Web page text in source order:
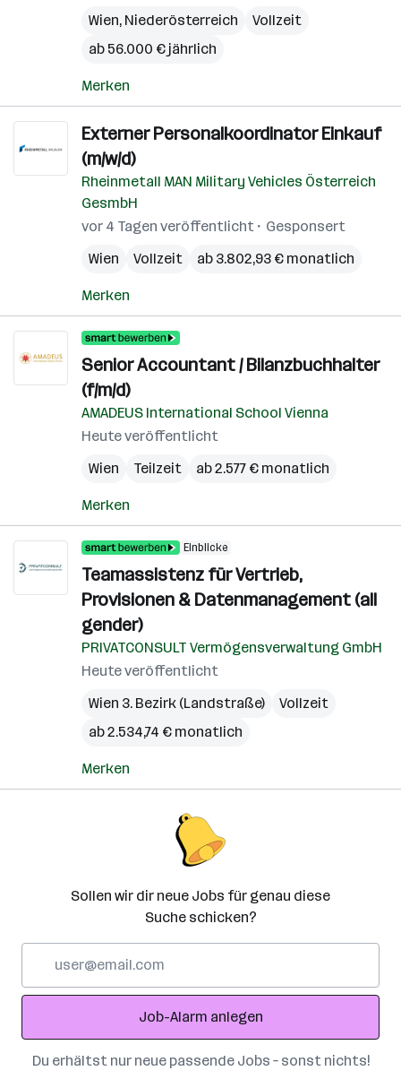
Wien, Niederösterreich
Vollzeit
ab 56.000 € jährlich
Merken
Externer Personalkoordinator Einkauf
(m/w/d)
Rheinmetall MAN Military Vehicles Österreich
GesmbH
vor 4 Tagen veröffentlicht
Gesponsert
Wien
Vollzeit ab 3.802,93 € monatlich
Merken
Senior Accountant / Bilanzbuchhalter
(f/m/d)
AMADEUS International School Vienna
Heute veröffentlicht
Wien
Teilzeit ab 2.577 € monatlich
Merken
Einblicke
Teamassistenz für Vertrieb,
Provisionen & Datenmanagement (all
gender)
PRIVATCONSULT Vermögensverwaltung GmbH
Heute veröffentlicht
Wien 3. Bezirk (Landstraße)
Vollzeit
ab 2.534,74 € monatlich
Merken
Sollen wir dir neue Jobs für genau diese
Suche schicken?
Adresse
Job-Alarm anlegen
Du erhältst nur neue passende Jobs – sonst nichts!